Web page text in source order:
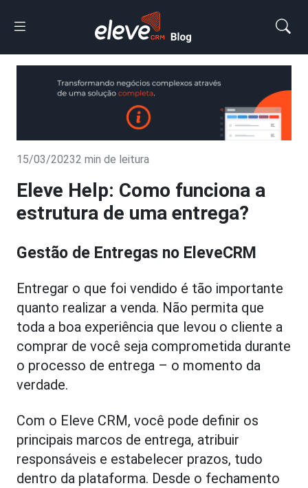
15/03/20232 min de leitura
Eleve Help: Como funciona a
estrutura de uma entrega?
Gestão de Entregas no EleveCRM
Entregar o que foi vendido é tão importante
quanto realizar a venda. Não permita que
toda a boa experiência que levou o cliente a
comprar de você seja comprometida durante
o processo de entrega – o momento da
verdade.
Com o Eleve CRM, você pode definir os
principais marcos de entrega, atribuir
responsáveis e estabelecer prazos, tudo
dentro da plataforma. Desde o fechamento